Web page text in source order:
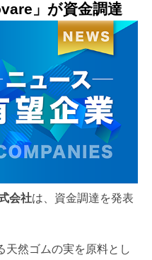
」が資金調達
会社は、資金調達を発表
天然ゴムの実を原料とし